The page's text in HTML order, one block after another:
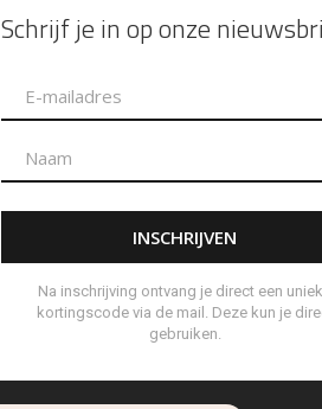
Hanger Heuptas
Kaarsendover
Weekendtas